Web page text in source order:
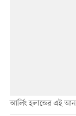
আর্লিং হলান্ডের এই